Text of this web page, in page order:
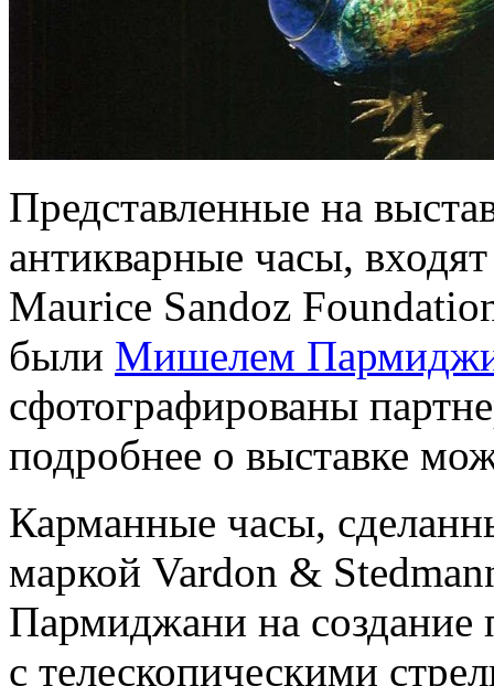
Представленные на
антикварные часы,
Maurice Sandoz
были Мишелем
сфотографированы
подробнее о выставке
Карманные часы,
маркой Vardon &
Пармиджани на создание
с телескопическими